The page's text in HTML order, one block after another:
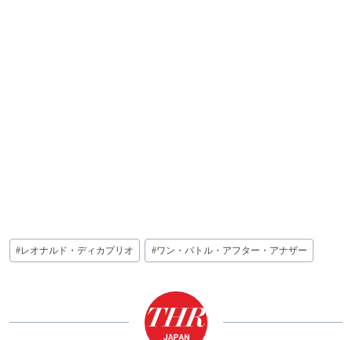
投
稿
#レオナルド・ディカプリオ #ワン・バトル・アフター・アナザー